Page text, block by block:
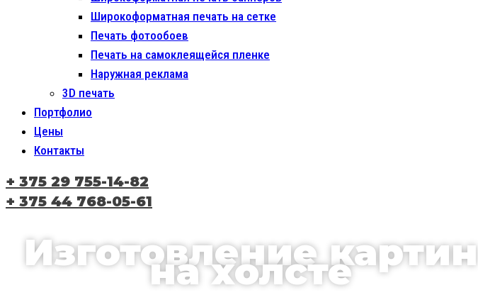
Широкоформатная печать на сетке
Печать фотообоев
Печать на самоклеящейся пленке
Наружная реклама
3D печать
Портфолио
Цены
Контакты
+ 375 29 755-14-82
+ 375 44 768-05-61
Изготовление картин
на холсте